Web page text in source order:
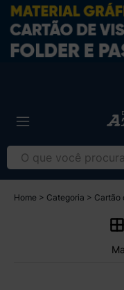
Home Categoria Cartão